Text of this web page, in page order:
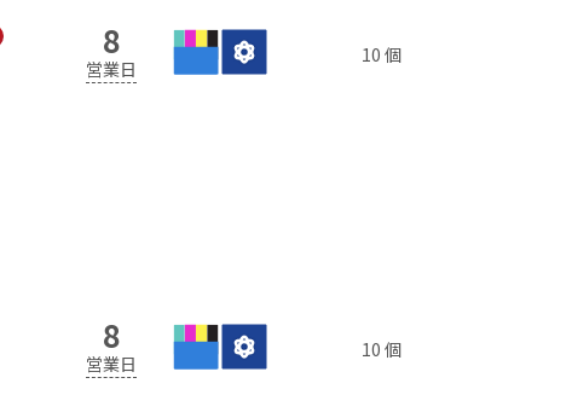
8
営業日
10 個
8
営業日
10 個